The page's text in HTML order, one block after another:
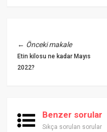
← Önceki makale
Etin kilosu ne kadar Mayıs
2022?
Benzer sorular
Sıkça sorulan sorular